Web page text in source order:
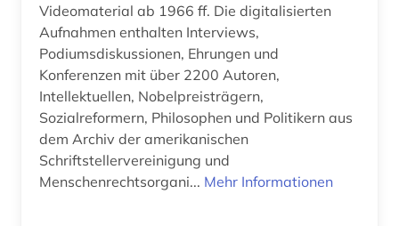
Videomaterial ab 1966 ff. Die digitalisierten
Aufnahmen enthalten Interviews,
Podiumsdiskussionen, Ehrungen und
Konferenzen mit über 2200 Autoren,
Intellektuellen, Nobelpreisträgern,
Sozialreformern, Philosophen und Politikern aus
dem Archiv der amerikanischen
Schriftstellervereinigung und
Menschenrechtsorgani... Mehr Informationen